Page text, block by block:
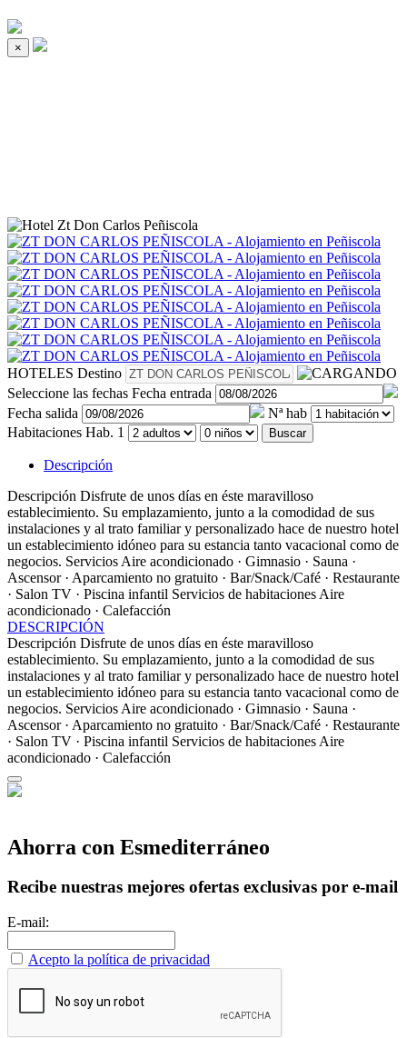
×
HOTELES Destino
Seleccione las fechas Fecha entrada
Fecha salida
Nª hab
Habitaciones Hab. 1 Buscar
Descripción
Descripción Disfrute de unos días en éste maravilloso
establecimiento. Su emplazamiento, junto a la comodidad de sus
instalaciones y al trato familiar y personalizado hace de nuestro hotel
un establecimiento idóneo para su estancia tanto vacacional como de
negocios. Servicios Aire acondicionado · Gimnasio · Sauna ·
Ascensor · Aparcamiento no gratuito · Bar/Snack/Café · Restaurante
· Salon TV · Piscina infantil Servicios de habitaciones Aire
acondicionado · Calefacción
DESCRIPCIÓN
Descripción Disfrute de unos días en éste maravilloso
establecimiento. Su emplazamiento, junto a la comodidad de sus
instalaciones y al trato familiar y personalizado hace de nuestro hotel
un establecimiento idóneo para su estancia tanto vacacional como de
negocios. Servicios Aire acondicionado · Gimnasio · Sauna ·
Ascensor · Aparcamiento no gratuito · Bar/Snack/Café · Restaurante
· Salon TV · Piscina infantil Servicios de habitaciones Aire
acondicionado · Calefacción
Ahorra con Esmediterráneo
Recibe nuestras mejores ofertas exclusivas por e-mail
E-mail:
Acepto la política de privacidad